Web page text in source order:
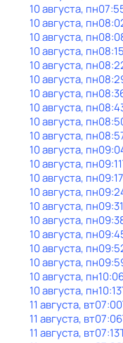
10 августа, пн
10 августа, пн
10 августа, пн
10 августа, пн08:15
10 августа, пн
10 августа, пн
10 августа, пн
10 августа, пн
10 августа, пн
10 августа, пн
10 августа, пн
10 августа, пн09:11
10 августа, пн09:17
10 августа, пн
10 августа, пн09:31
10 августа, пн
10 августа, пн
10 августа, пн
10 августа, пн
10 августа, пн
10 августа, пн10:13
11 августа, вт07:00
11 августа, вт07:06
11 августа, вт07:13